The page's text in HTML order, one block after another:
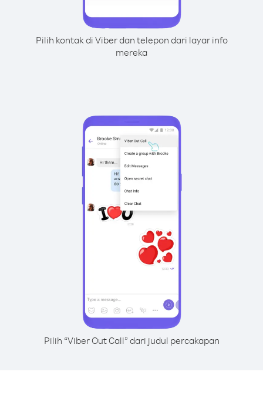
Pilih kontak di Viber dan telepon dari layar info
mereka
Pilih “Viber Out Call” dari judul percakapan